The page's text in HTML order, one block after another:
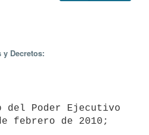
y Decretos:
del Poder Ejecutivo
febrero de 2010;